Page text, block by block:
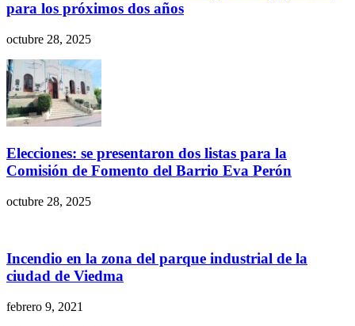
para los próximos dos años
octubre 28, 2025
Elecciones: se presentaron dos listas para la
Comisión de Fomento del Barrio Eva Perón
octubre 28, 2025
Incendio en la zona del parque industrial de la
ciudad de Viedma
febrero 9, 2021